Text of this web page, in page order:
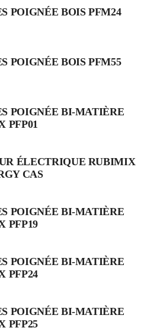
POIGNÉE BOIS PFM24
POIGNÉE BOIS PFM55
POIGNÉE BI-MATIÈRE
PFP01
ÉLECTRIQUE RUBIMIX
CAS
POIGNÉE BI-MATIÈRE
PFP19
POIGNÉE BI-MATIÈRE
PFP24
POIGNÉE BI-MATIÈRE
PFP25